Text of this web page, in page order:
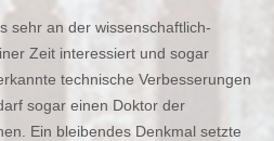
sehr an der wissenschaftlich-
Zeit interessiert und sogar
technische Verbesserungen
sogar einen Doktor der
Ein bleibendes Denkmal setzte